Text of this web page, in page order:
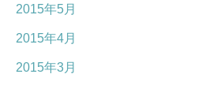
2015年5月
2015年4月
2015年3月